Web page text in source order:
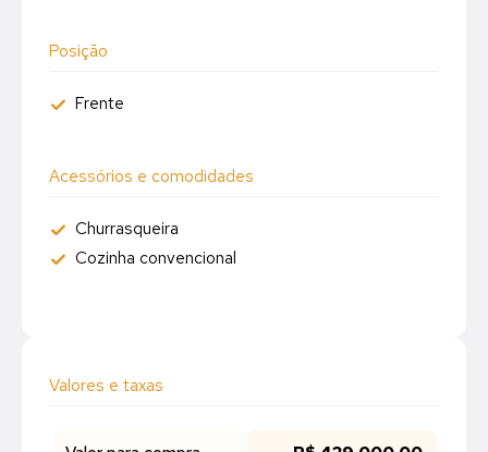
Posição
Frente
Acessórios e comodidades
Churrasqueira
Cozinha convencional
Valores e taxas